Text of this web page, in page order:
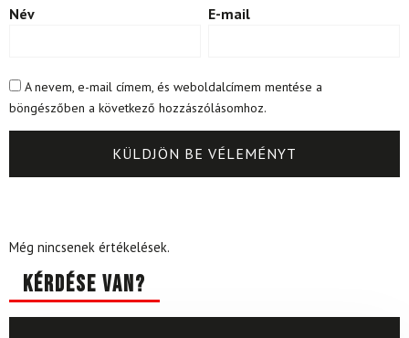
Név E-mail
A nevem, e-mail címem, és weboldalcímem mentése a
böngészőben a következő hozzászólásomhoz.
Még nincsenek értékelések.
Kérdése van?